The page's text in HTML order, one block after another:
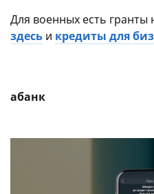
Для военных есть гранты
здесь и кредиты для
абанк